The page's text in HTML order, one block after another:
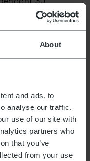
About
and ads, to
analyse our traffic.
use of our site with
partners who
that you’ve
from your use
30
encore 30
blanc d’œuf et
à 200°C
sur une grille.
superbe photo
passer chez elle.